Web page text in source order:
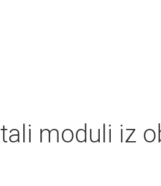
moduli iz